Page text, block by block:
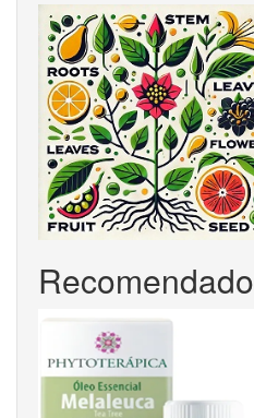
Recomendado